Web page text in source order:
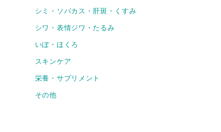
シミ・ソバカス・肝斑・くすみ
シワ・表情ジワ・たるみ
いぼ・ほくろ
スキンケア
栄養・サプリメント
その他